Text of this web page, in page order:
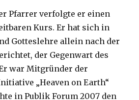
Pfarrer verfolgte er einen
Kurs. Er hat sich in
Gotteslehre allein nach der
der Gegenwart des
war Mitgründer der
„Heaven on Earth“
in Publik Forum 2007 den